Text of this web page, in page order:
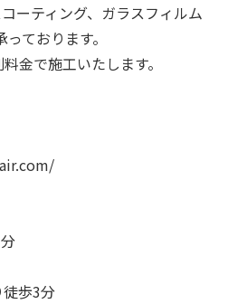
ーティング、ガラスフィルム
ております。
金で施工いたします。
歩3分